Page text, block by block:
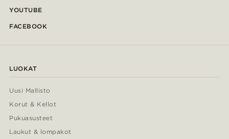
YOUTUBE
FACEBOOK
LUOKAT
Uusi Mallisto
Korut & Kellot
Pukuasusteet
Laukut & lompakot